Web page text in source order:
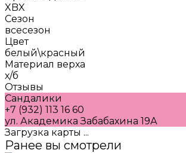
XBX
Сезон
всесезон
Цвет
белый\красный
Материал верха
х/б
Отзывы
Сандалики
+7 (932) 113 16 60
ул. Академика Забабахина 19А
Загрузка карты ...
Ранее вы смотрели